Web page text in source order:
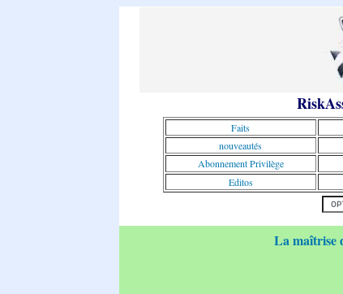
Faits
nouveautés
Abonnement Privilège
Editos
La maîtrise